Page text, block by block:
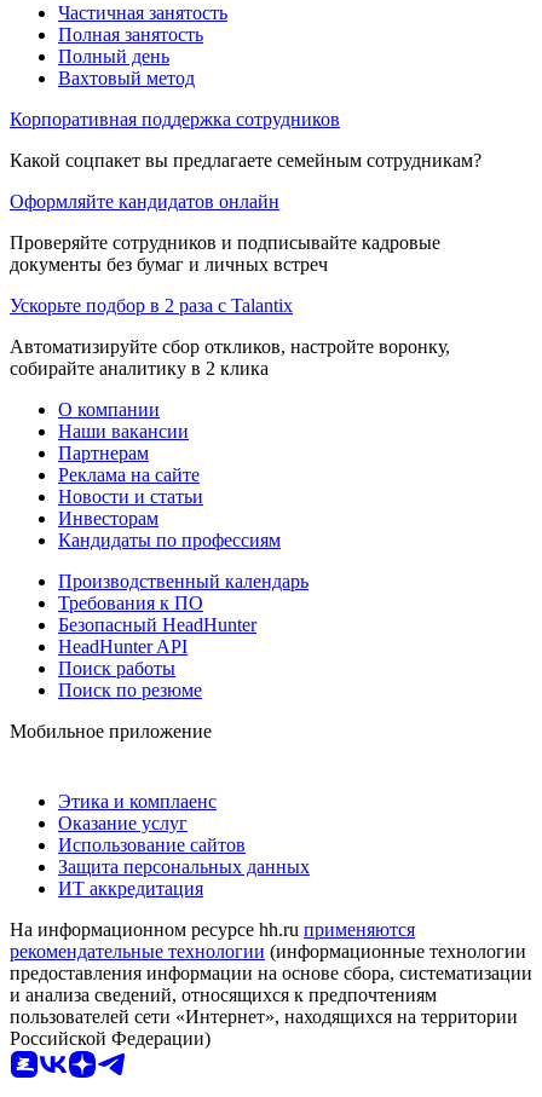
Частичная занятость
Полная занятость
Полный день
Вахтовый метод
Корпоративная поддержка сотрудников
Какой соцпакет вы предлагаете семейным сотрудникам?
Оформляйте кандидатов онлайн
Проверяйте сотрудников и подписывайте кадровые
документы без бумаг и личных встреч
Ускорьте подбор в 2 раза с Talantix
Автоматизируйте сбор откликов, настройте воронку,
собирайте аналитику в 2 клика
О компании
Наши вакансии
Партнерам
Реклама на сайте
Новости и статьи
Инвесторам
Кандидаты по профессиям
Производственный календарь
Требования к ПО
Безопасный HeadHunter
HeadHunter API
Поиск работы
Поиск по резюме
Мобильное приложение
Этика и комплаенс
Оказание услуг
Использование сайтов
Защита персональных данных
ИТ аккредитация
На информационном ресурсе hh.ru применяются
рекомендательные технологии (информационные технологии
предоставления информации на основе сбора, систематизации
и анализа сведений, относящихся к предпочтениям
пользователей сети «Интернет», находящихся на территории
Российской Федерации)